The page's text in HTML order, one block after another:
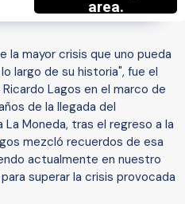
la mayor crisis que uno pueda
largo de su historia", fue el
Lagos en el marco de
de la llegada del
Moneda, tras el regreso a la
mezcló recuerdos de esa
actualmente en nuestro
superar la crisis provocada